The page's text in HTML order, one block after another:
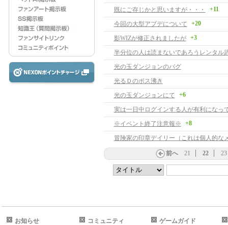
既にご存じかと思いますが・・・ +11
今回の大型アプデについて +20
影WIZが修正されましたが +3
半分位の人は読まないであろうレンタル
光の玉ダンジョンのバグ
光るＤのボス沸き
光の玉ダンジョンにて
+6
実は一日中ログインする人が有利になっ
※イベント終了注意報※
+8
冒険家の印章デイリー（これは個人的な
前へ 21 22 23
お知らせ コミュニティ ゲームガイド